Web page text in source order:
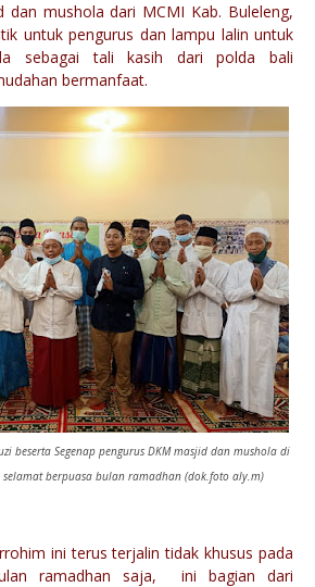
dan mushola dari MCMI Kab. Buleleng,
untuk pengurus dan lampu lalin untuk
sebagai tali kasih dari polda bali
bermanfaat.
beserta Segenap pengurus DKM masjid dan mushola di
berpuasa bulan ramadhan (dok.foto aly.m)
ini terus terjalin tidak khusus pada
ramadhan saja, ini bagian dari